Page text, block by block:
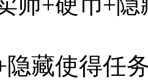
隐藏使得任